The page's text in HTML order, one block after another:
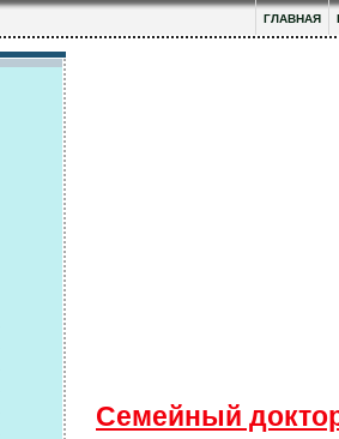
ГЛАВНАЯ
Семейный